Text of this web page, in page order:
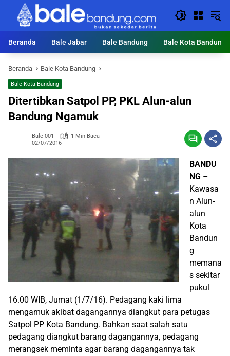
Langsung
konten
Beranda
Bale Jabar Bale Bandung Bale Kota Bandung
Beranda Bale Kota Bandung
Bale Kota Bandung
Ditertibkan Satpol PP, PKL Alun-alun
Bandung Ngamuk
Bale 001
1 Min Baca
02/07/2016
BANDU
NG –
Kawasa
n Alun-
alun
Kota
Bandun
g
memana
s sekitar
pukul
16.00 WIB, Jumat (1/7/16). Pedagang kaki lima
mengamuk akibat dagangannya diangkut para petugas
Satpol PP Kota Bandung. Bahkan saat salah satu
pedagang diangkut barang dagangannya, pedagang
merangsek meminta agar barang dagangannya tak